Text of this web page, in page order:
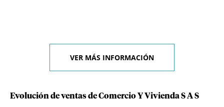
VER MÁS INFORMACIÓN
Evolución de ventas de Comercio Y Vivienda S A S